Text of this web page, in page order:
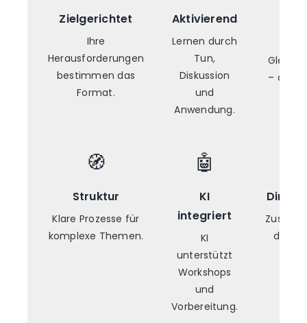
Zielgerichtet
Ihre
Herausforderungen
bestimmen das
Format.
Aktivierend
Lernen durch
Tun,
Diskussion
und
Anwendung.
–
🧭
Struktur
Klare Prozesse für
komplexe Themen.
🤖
KI
integriert
KI
unterstützt
Workshops
und
Vorbereitung.
direkt